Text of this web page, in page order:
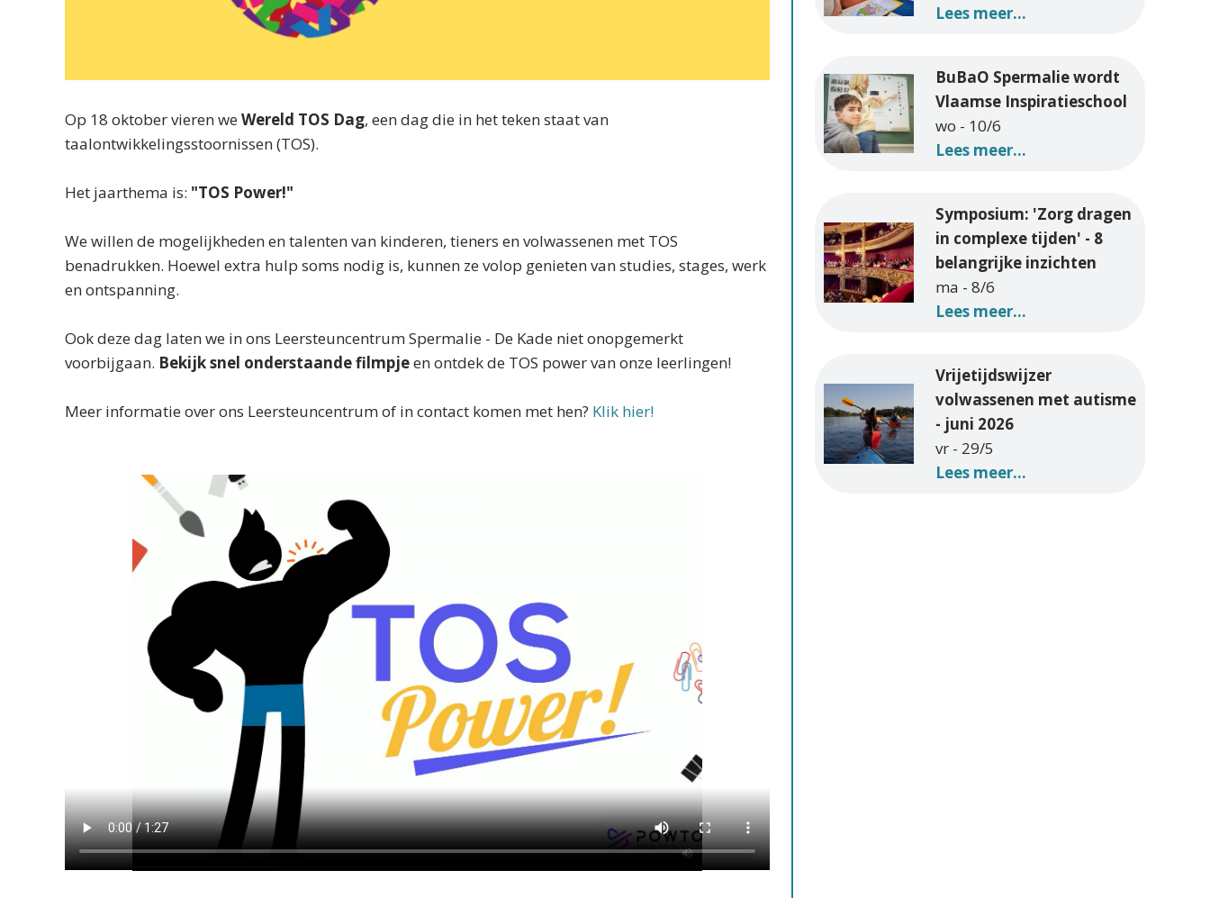
Op 18 oktober vieren we Wereld TOS Dag, een dag die in het teken staat van
taalontwikkelingsstoornissen (TOS).
Het jaarthema is: "TOS Power!"
We willen de mogelijkheden en talenten van kinderen, tieners en volwassenen met TOS
benadrukken. Hoewel extra hulp soms nodig is, kunnen ze volop genieten van studies, stages, werk
en ontspanning.
Ook deze dag laten we in ons Leersteuncentrum Spermalie - De Kade niet onopgemerkt
voorbijgaan. Bekijk snel onderstaande filmpjeen ontdek de TOS power van onze leerlingen!
Meer informatie over ons Leersteuncentrum of in contact komen met hen? Klik hier!
Lees meer...
BuBaO Spermalie wordt
Vlaamse Inspiratieschool
wo - 10/6
Lees meer...
Symposium: 'Zorg dragen
in complexe tijden' - 8
belangrijke inzichten
ma - 8/6
Lees meer...
Vrijetijdswijzer
volwassenen met autisme
- juni 2026
vr - 29/5
Lees meer...